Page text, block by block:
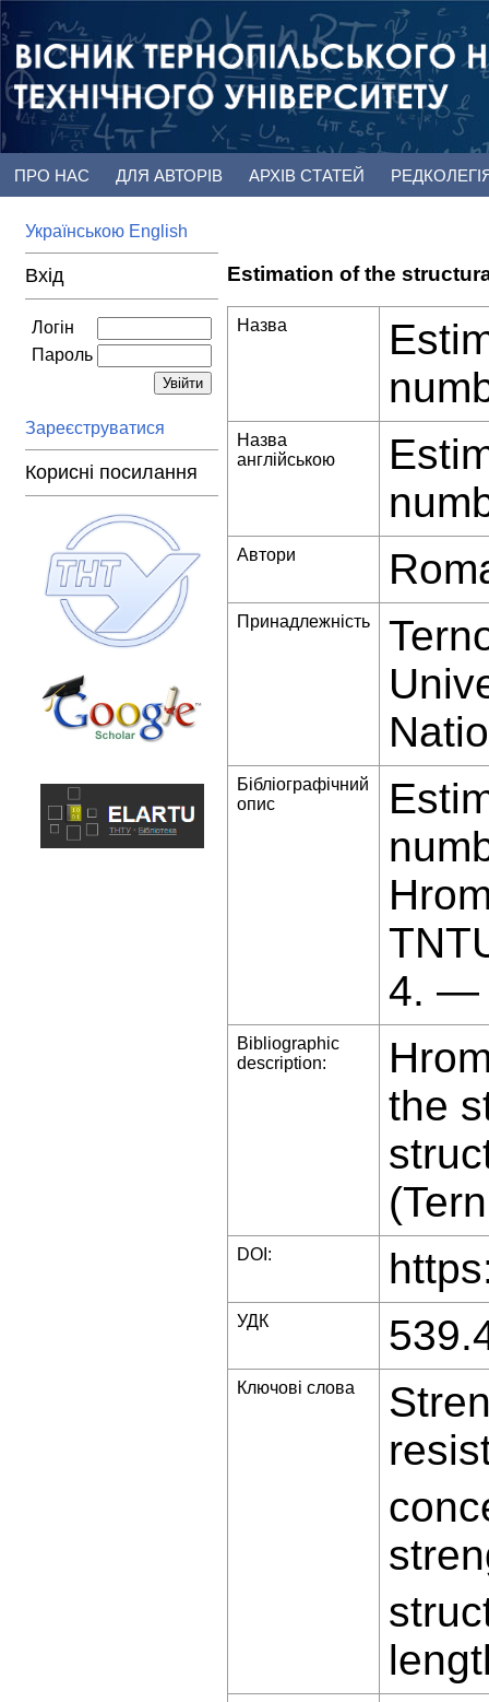
ПРО НАС ДЛЯ АВТОРІВ АРХІВ СТАТЕЙ
Українською English
Вхід
Логін
Пароль
Зареєструватися
Корисні посилання
Estimation of the
Назва
Назва
англійською
Автори
Принадлежність
Бібліографічний
опис
4. —
Bibliographic
description:
the
DOI:
УДК
Ключові слова